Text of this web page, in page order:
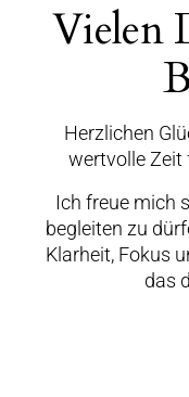
Vielen
Herzlichen
wertvolle Zeit
Ich freue mich
begleiten zu
Klarheit, Fokus
das